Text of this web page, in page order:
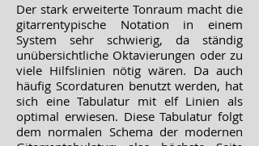
Der stark erweiterte Tonraum macht die
gitarrentypische Notation in einem
System sehr schwierig, da ständig
unübersichtliche Oktavierungen oder zu
viele Hilfslinien nötig wären. Da auch
häufig Scordaturen benutzt werden, hat
sich eine Tabulatur mit elf Linien als
optimal erwiesen. Diese Tabulatur folgt
dem normalen Schema der modernen